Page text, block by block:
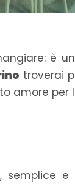
è
troverai
amore per
, semplice e